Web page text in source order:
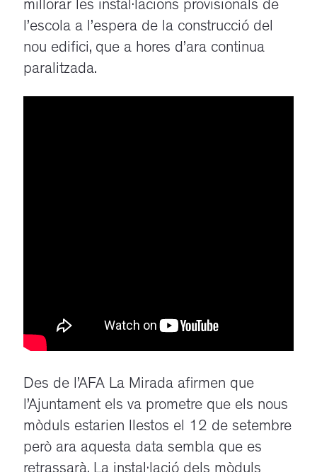
millorar les instal·lacions provisionals de
l’escola a l’espera de la construcció del
nou edifici, que a hores d’ara continua
paralitzada.
Des de l’AFA La Mirada afirmen que
l’Ajuntament els va prometre que els nous
mòduls estarien llestos el 12 de setembre
però ara aquesta data sembla que es